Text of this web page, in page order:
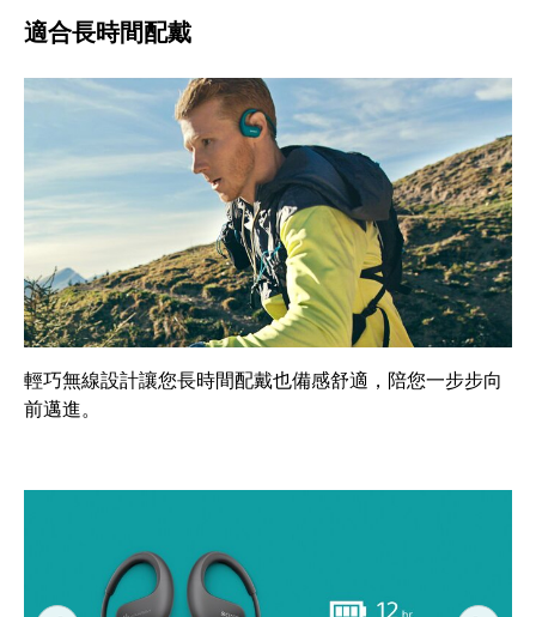
適合長時間配戴
輕巧無線設計讓您長時間配戴也備感舒適，陪您一步步向
前邁進。